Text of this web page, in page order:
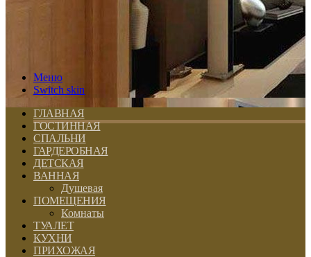
Меню
Switch skin
ГЛАВНАЯ
ГОСТИННАЯ
СПАЛЬНИ
ГАРДЕРОБНАЯ
ДЕТСКАЯ
ВАННАЯ
Душевая
ПОМЕЩЕНИЯ
Комнаты
ТУАЛЕТ
КУХНИ
ПРИХОЖАЯ